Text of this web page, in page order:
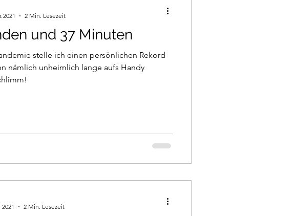
und 37 Minuten
stelle ich einen persönlichen Rekord
nämlich unheimlich lange aufs Handy
2021
2 Min. Lesezeit
2 Min. Lesezeit